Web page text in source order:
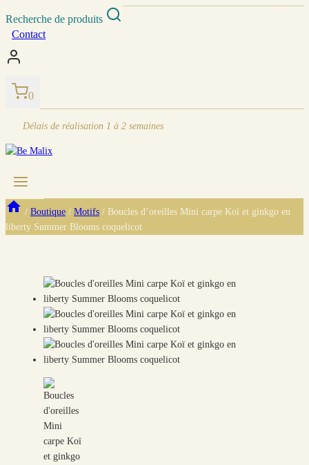
content
Recherche de produits
Contact
0
Délais de réalisation 1 à 2 semaines
/ Boutique / Motifs / Boucles d’oreilles Mini carpe Koï et ginkgo en
liberty Summer Blooms coquelicot